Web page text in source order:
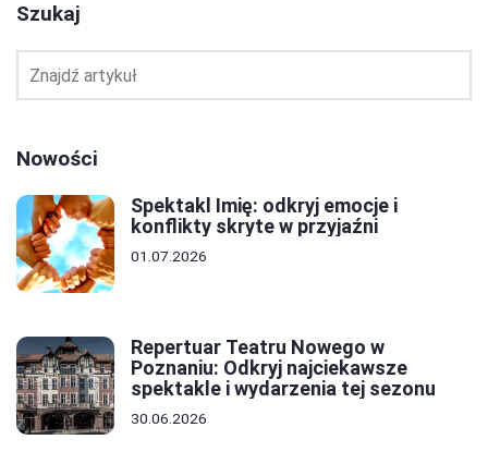
Szukaj
Nowości
Spektakl Imię: odkryj emocje i
konflikty skryte w przyjaźni
01.07.2026
Repertuar Teatru Nowego w
Poznaniu: Odkryj najciekawsze
spektakle i wydarzenia tej sezonu
30.06.2026